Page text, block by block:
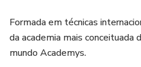
trabalha com estética, poderá
diferenciado e atrair mais
uma nova profissão, o curso te
Formada em técnicas
da academia mais conceituada
mundo Academys.